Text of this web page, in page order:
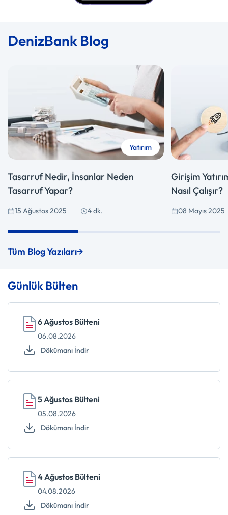
DenizBank Blog
Yatırım
15 Ağustos 2025 4 dk.
Tasarruf Nedir, İnsanlar Neden
Tasarruf Yapar?
08 Mayıs 2025
Girişim
Nasıl Çalışır?
Tüm Blog Yazıları
Günlük Bülten
6 Ağustos Bülteni
06.08.2026
Dökümanı İndir
5 Ağustos Bülteni
05.08.2026
Dökümanı İndir
4 Ağustos Bülteni
04.08.2026
Dökümanı İndir